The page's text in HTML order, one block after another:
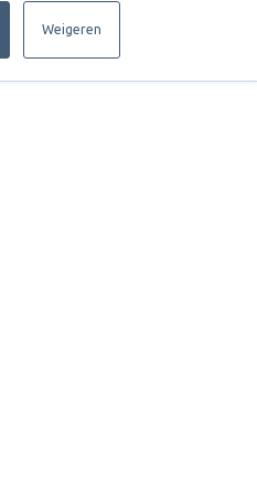
Weigeren